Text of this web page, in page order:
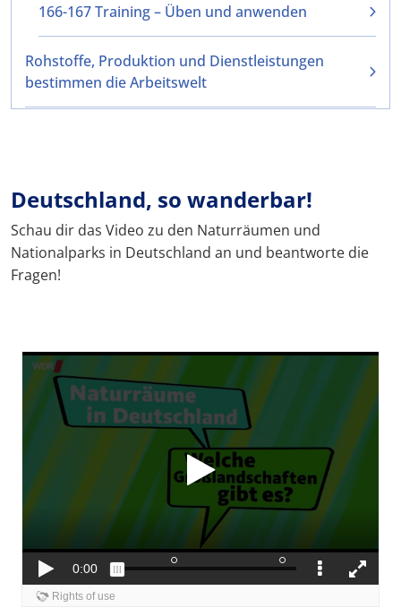
166-167 Training – Üben und anwenden
Rohstoffe, Produktion und Dienstleistungen
bestimmen die Arbeitswelt
Deutschland, so wanderbar!
Schau dir das Video zu den Naturräumen und
Nationalparks in Deutschland an und beantworte die
Fragen!